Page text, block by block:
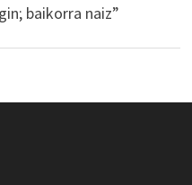
baikorra naiz”